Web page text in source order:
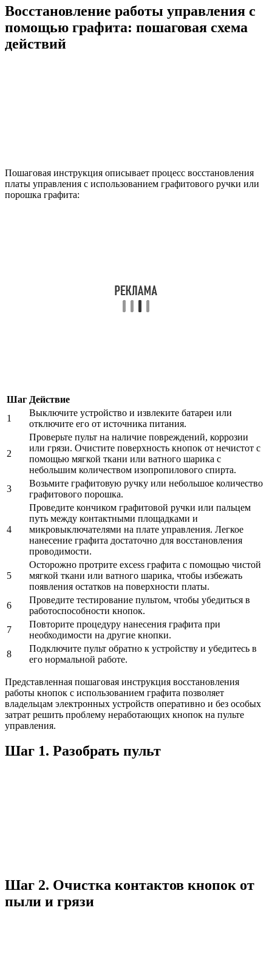
Восстановление работы управления с
помощью графита: пошаговая схема
действий
Пошаговая инструкция описывает процесс восстановления
платы управления с использованием графитового ручки или
порошка графита:
Шаг Действие
1
Выключите устройство и извлеките батареи или
отключите его от источника питания.
2
Проверьте пульт на наличие повреждений, коррозии
или грязи. Очистите поверхность кнопок от нечистот с
помощью мягкой ткани или ватного шарика с
небольшим количеством изопропилового спирта.
3
Возьмите графитовую ручку или небольшое количество
графитового порошка.
4
Проведите кончиком графитовой ручки или пальцем
путь между контактными площадками и
микровыключателями на плате управления. Легкое
нанесение графита достаточно для восстановления
проводимости.
5
Осторожно протрите exсess графита с помощью чистой
мягкой ткани или ватного шарика, чтобы избежать
появления остатков на поверхности платы.
6
Проведите тестирование пультом, чтобы убедиться в
работоспособности кнопок.
7
Повторите процедуру нанесения графита при
необходимости на другие кнопки.
8
Подключите пульт обратно к устройству и убедитесь в
его нормальной работе.
Представленная пошаговая инструкция восстановления
работы кнопок с использованием графита позволяет
владельцам электронных устройств оперативно и без особых
затрат решить проблему неработающих кнопок на пульте
управления.
Шаг 1. Разобрать пульт
Шаг 2. Очистка контактов кнопок от
пыли и грязи